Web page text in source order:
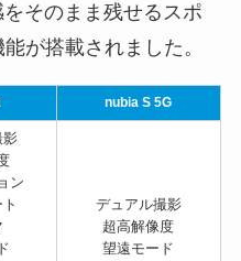
そのまま残せるスポ
が搭載されました。
nubia S 5G
ン
デュアル撮影
超高解像度
望遠モード